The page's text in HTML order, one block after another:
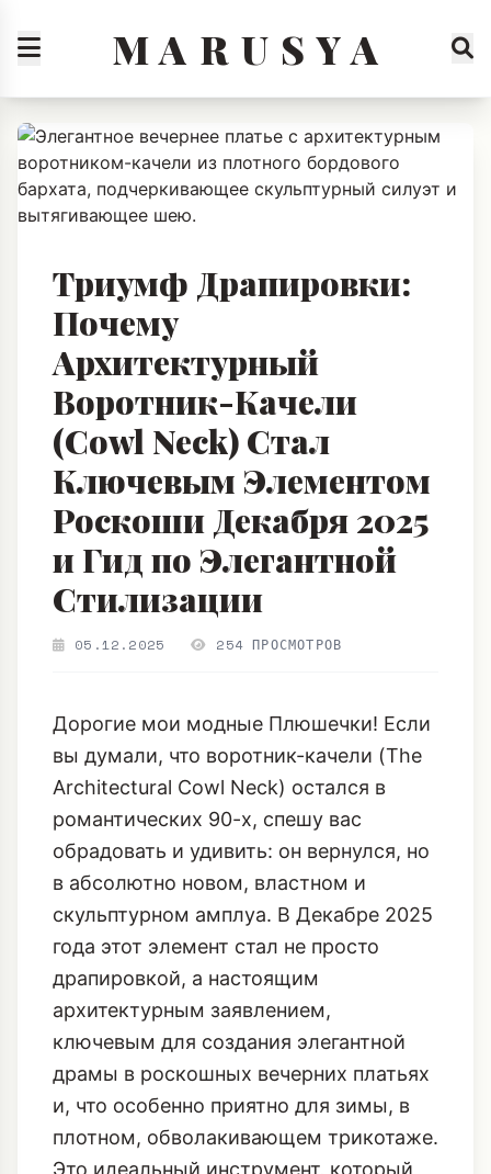
M A R U S Y A
Триумф Драпировки:
Почему
Воротник-Качели
(Cowl Neck) Стал
Ключевым Элементом
Роскоши Декабря 2025
и Гид по Элегантной
Стилизации
05.12.2025 254 ПРОСМОТРОВ
Дорогие мои модные Плюшечки! Если
вы думали, что воротник-качели (The
романтических 90-х, спешу вас
обрадовать и удивить: он вернулся, но
в абсолютно новом, властном и
скульптурном амплуа. В Декабре 2025
года этот элемент стал не просто
драпировкой, а настоящим
архитектурным заявлением,
роскошных вечерних платьях
плотном, обволакивающем трикотаже.
визуально вытягивает шею, придает
образу мягкую, но дорогую структуру
и совершенно не требует